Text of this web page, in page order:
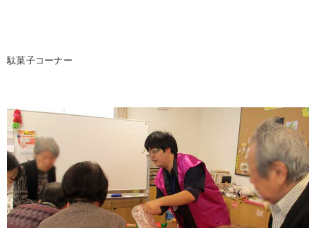
駄菓子コーナー